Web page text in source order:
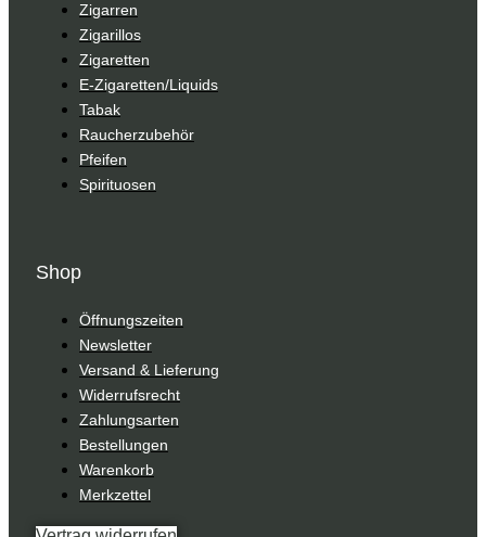
Zigarren
Zigarillos
Zigaretten
E-Zigaretten/Liquids
Tabak
Raucherzubehör
Pfeifen
Spirituosen
Shop
Öffnungszeiten
Newsletter
Versand & Lieferung
Widerrufsrecht
Zahlungsarten
Bestellungen
Warenkorb
Merkzettel